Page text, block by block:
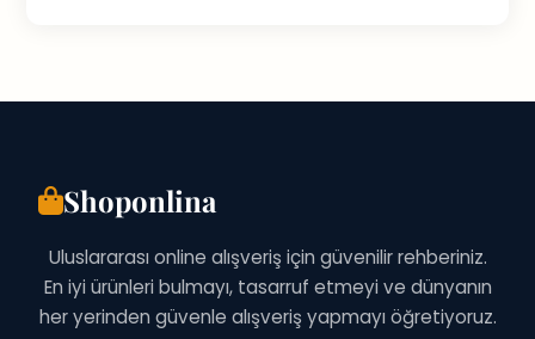
Shoponlina
Uluslararası online alışveriş için güvenilir rehberiniz.
En iyi ürünleri bulmayı, tasarruf etmeyi ve dünyanın
her yerinden güvenle alışveriş yapmayı öğretiyoruz.